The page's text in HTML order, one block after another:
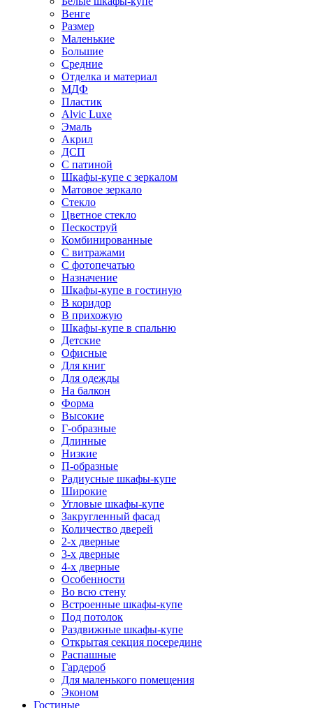
Венге
Размер
Маленькие
Большие
Средние
Отделка и материал
МДФ
Пластик
Alvic Luxe
Эмаль
Акрил
ДСП
С патиной
Шкафы-купе с зеркалом
Матовое зеркало
Стекло
Цветное стекло
Пескоструй
Комбинированные
С витражами
С фотопечатью
Назначение
Шкафы-купе в гостиную
В коридор
В прихожую
Шкафы-купе в спальню
Детские
Офисные
Для книг
Для одежды
На балкон
Форма
Высокие
Г-образные
Длинные
Низкие
П-образные
Радиусные шкафы-купе
Широкие
Угловые шкафы-купе
Закругленный фасад
Количество дверей
2-х дверные
3-х дверные
4-х дверные
Особенности
Во всю стену
Встроенные шкафы-купе
Под потолок
Раздвижные шкафы-купе
Открытая секция посередине
Распашные
Гардероб
Для маленького помещения
Эконом
Гостиные